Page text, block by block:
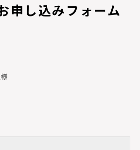
申し込みフォーム